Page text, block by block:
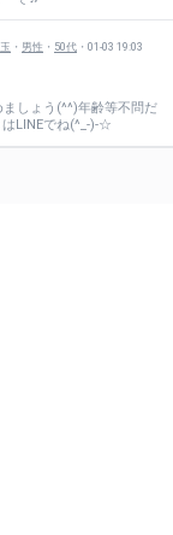
・ 男性 ・ 50代 ・01-03 19:03
しょう(^^)年齢等不問だ
LINEでね(^_-)-☆